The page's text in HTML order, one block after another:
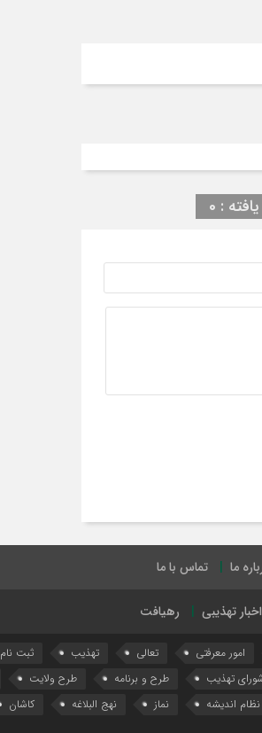
: 0
ما تماس با ما
اخبار تهذیبی رهیافت
امور معرفتی تعالی تهذیب ثبت نام
تهذیب طرح و برنامه طرح ولایت
نظام اندیشه نماز نهج البلاغه کاشان